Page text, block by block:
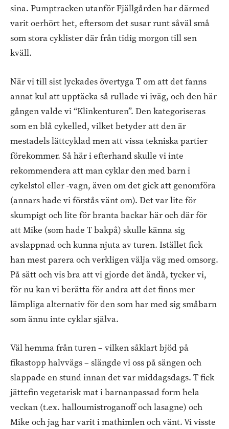
sina. Pumptracken utanför Fjällgården har därmed
varit oerhört het, eftersom det susar runt såväl små
som stora cyklister där från tidig morgon till sen
kväll.
När vi till sist lyckades övertyga T om att det fanns
annat kul att upptäcka så rullade vi iväg, och den här
gången valde vi “Klinkenturen”. Den kategoriseras
som en blå cykelled, vilket betyder att den är
mestadels lättcyklad men att vissa tekniska partier
förekommer. Så här i efterhand skulle vi inte
rekommendera att man cyklar den med barn i
cykelstol eller -vagn, även om det gick att genomföra
(annars hade vi förstås vänt om). Det var lite för
skumpigt och lite för branta backar här och där för
att Mike (som hade T bakpå) skulle känna sig
avslappnad och kunna njuta av turen. Istället fick
han mest parera och verkligen välja väg med omsorg.
På sätt och vis bra att vi gjorde det ändå, tycker vi,
för nu kan vi berätta för andra att det finns mer
lämpliga alternativ för den som har med sig småbarn
som ännu inte cyklar själva.
Väl hemma från turen – vilken såklart bjöd på
fikastopp halvvägs – slängde vi oss på sängen och
slappade en stund innan det var middagsdags. T fick
jättefin vegetarisk mat i barnanpassad form hela
veckan (t.ex. halloumistroganoff och lasagne) och
Mike och jag har varit i mathimlen och vänt. Vi visste